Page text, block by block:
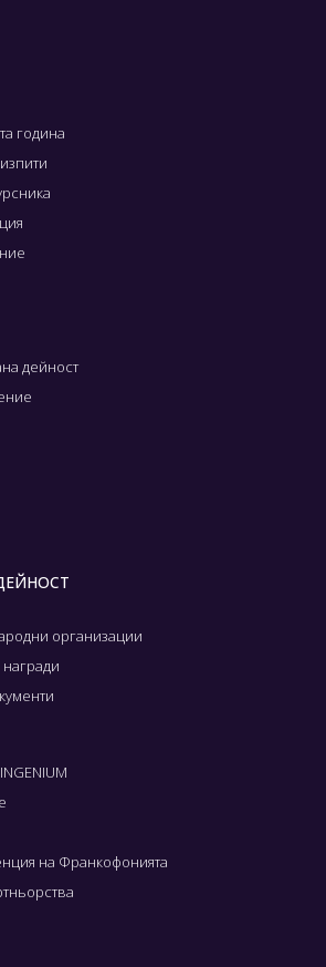
година
дейност
организации
на Франкофонията